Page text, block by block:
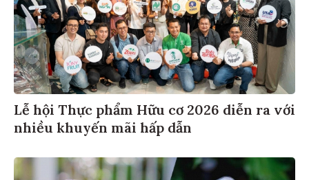
Lễ hội Thực phẩm Hữu cơ 2026 diễn ra với
nhiều khuyến mãi hấp dẫn